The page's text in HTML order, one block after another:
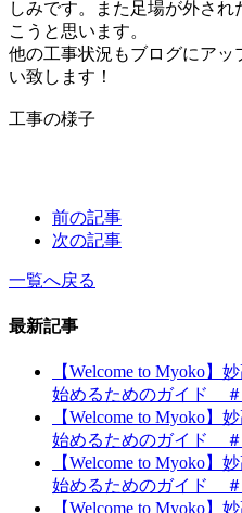
しみです。また足場が外さ
こうと思います。
他の工事状況もブログにア
い致します！
工事の様子
前の記事
次の記事
一覧へ戻る
最新記事
【Welcome to Myoko】
始めるためのガイド
【Welcome to Myoko】
始めるためのガイド
【Welcome to Myoko】
始めるためのガイド
【Welcome to Myoko】